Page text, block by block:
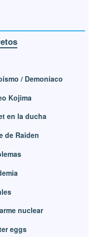
/ Demoníaco
Kojima
en la ducha
de Raiden
nuclear
eggs